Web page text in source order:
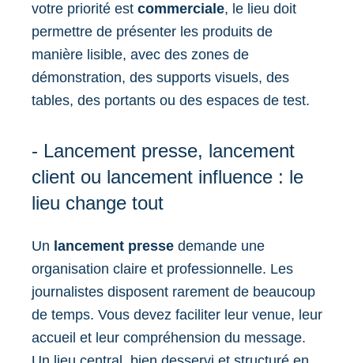
votre priorité est commerciale, le lieu doit
permettre de présenter les produits de
manière lisible, avec des zones de
démonstration, des supports visuels, des
tables, des portants ou des espaces de test.
- Lancement presse, lancement
client ou lancement influence : le
lieu change tout
Un lancement presse demande une
organisation claire et professionnelle. Les
journalistes disposent rarement de beaucoup
de temps. Vous devez faciliter leur venue, leur
accueil et leur compréhension du message.